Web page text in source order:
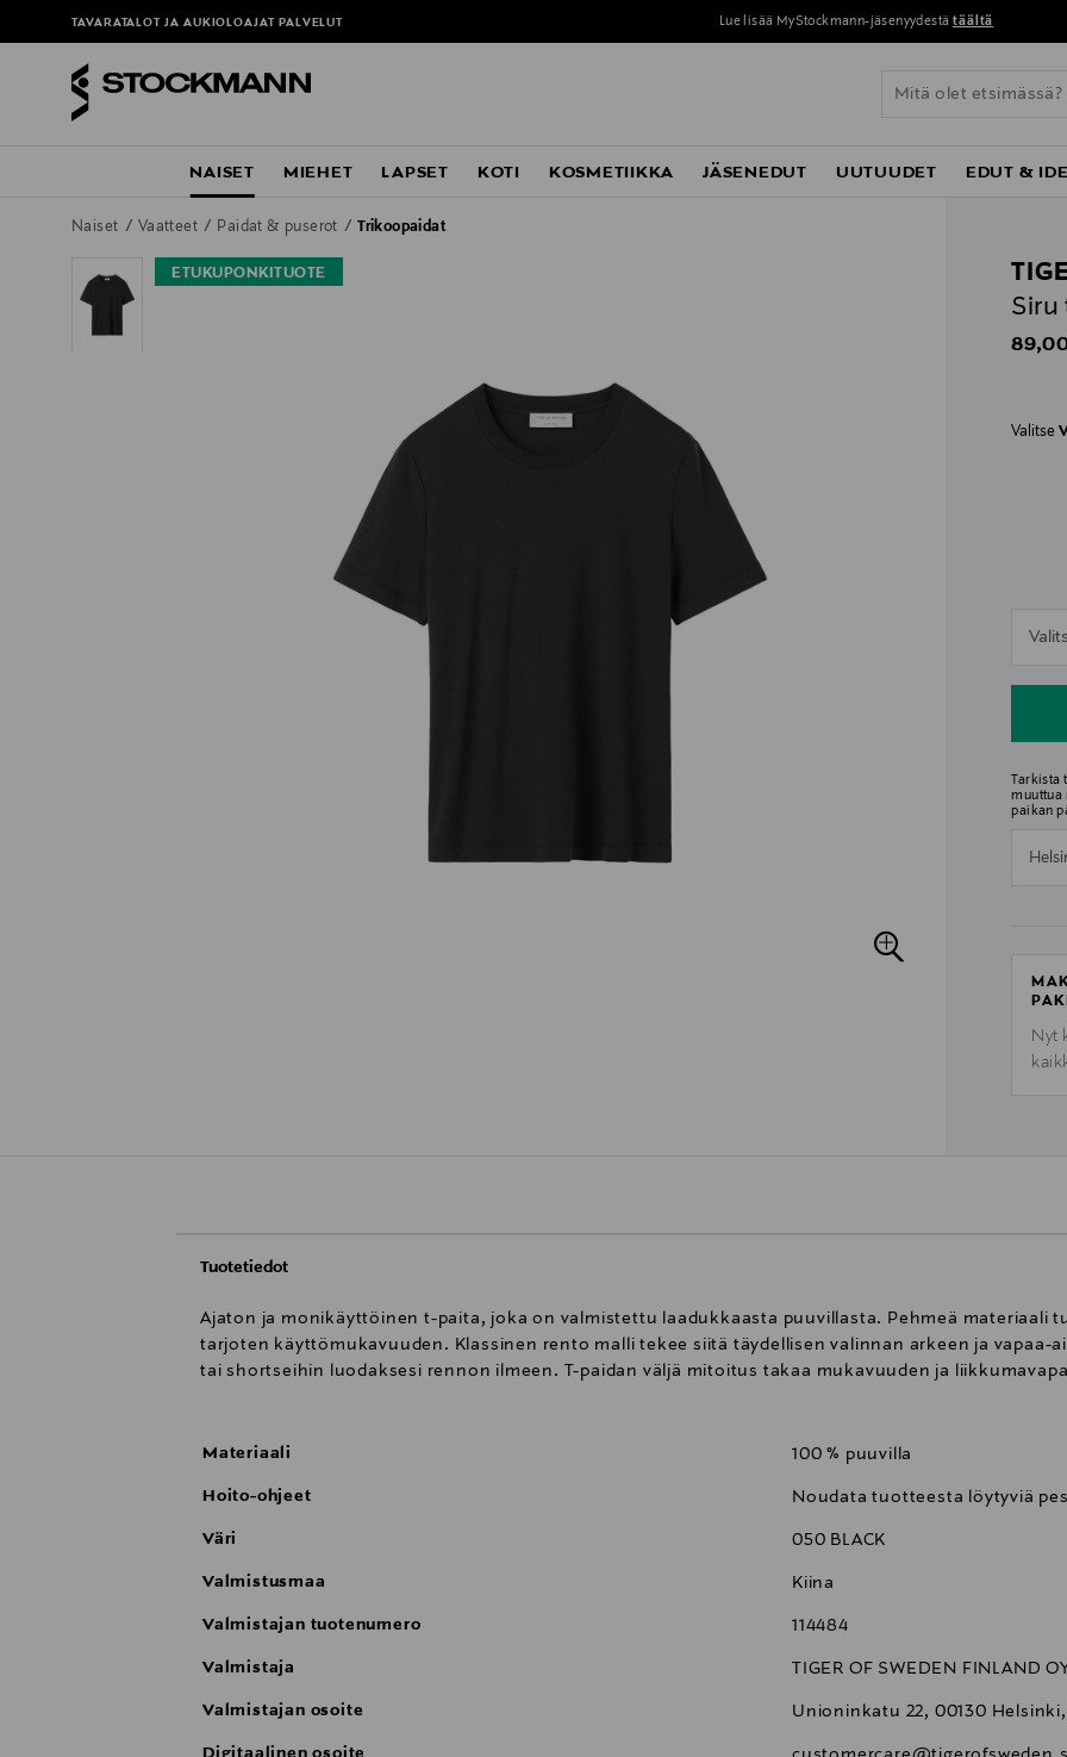
TAVARATALOT JA AUKIOLOAJAT PALVELUT Lue lisää MyStockmann-jäsenyydestä täältä
NAISET MIEHET LAPSET KOTI KOSMETIIKKA JÄSENEDUT UUTUUDET EDUT &
Naiset Vaatteet Paidat & puserot Trikoopaidat
ETUKUPONKITUOTE
Siru
Valitse
Tarkista
muuttua
paikan
Nyt
Tuotetiedot
Ajaton ja monikäyttöinen t-paita, joka on valmistettu laadukkaasta puuvillasta. Pehmeä materiaali
tarjoten käyttömukavuuden. Klassinen rento malli tekee siitä täydellisen valinnan arkeen ja vapaa-
tai shortseihin luodaksesi rennon ilmeen. T-paidan väljä mitoitus takaa mukavuuden ja
Materiaali 100 % puuvilla
Hoito-ohjeet Noudata tuotteesta löytyviä
Väri 050 BLACK
Valmistusmaa Kiina
Valmistajan tuotenumero 114484
Valmistaja TIGER OF SWEDEN FINLAND
Valmistajan osoite Unioninkatu 22, 00130